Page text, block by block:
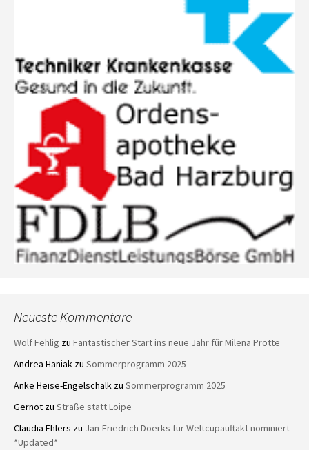
Neueste Kommentare
Wolf Fehlig zu Fantastischer Start ins neue Jahr für Milena Protte
Andrea Haniak zu Sommerprogramm 2025
Anke Heise-Engelschalk zu Sommerprogramm 2025
Gernot zu Straße statt Loipe
Claudia Ehlers zu Jan-Friedrich Doerks für Weltcupauftakt nominiert
*Updated*